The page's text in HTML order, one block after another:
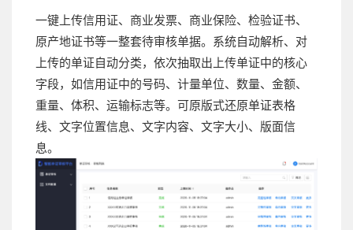
一键上传信用证、商业发票、商业保险、检验证书、
原产地证书等一整套待审核单据。系统自动解析、对
上传的单证自动分类，依次抽取出上传单证中的核心
字段，如信用证中的号码、计量单位、数量、金额、
重量、体积、运输标志等。可原版式还原单证表格
线、文字位置信息、文字内容、文字大小、版面信
息。